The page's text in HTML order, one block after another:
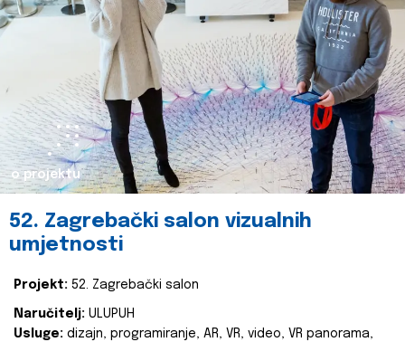
o projektu
52. Zagrebački salon vizualnih
umjetnosti
Projekt: 52. Zagrebački salon
Naručitelj: ULUPUH
Usluge: dizajn, programiranje, AR, VR, video, VR panorama,